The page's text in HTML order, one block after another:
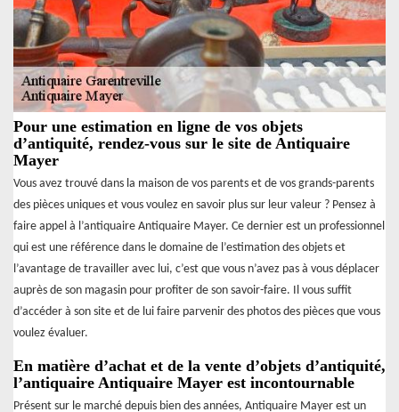
Pour une estimation en ligne de vos objets
d’antiquité, rendez-vous sur le site de Antiquaire
Mayer
Vous avez trouvé dans la maison de vos parents et de vos grands-parents
des pièces uniques et vous voulez en savoir plus sur leur valeur ? Pensez à
faire appel à l’antiquaire Antiquaire Mayer. Ce dernier est un professionnel
qui est une référence dans le domaine de l’estimation des objets et
l’avantage de travailler avec lui, c’est que vous n’avez pas à vous déplacer
auprès de son magasin pour profiter de son savoir-faire. Il vous suffit
d’accéder à son site et de lui faire parvenir des photos des pièces que vous
voulez évaluer.
En matière d’achat et de la vente d’objets d’antiquité,
l’antiquaire Antiquaire Mayer est incontournable
Présent sur le marché depuis bien des années, Antiquaire Mayer est un